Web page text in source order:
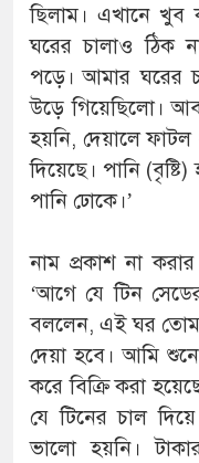
ছিলাম। এখানে খুব
ঘরের চালাও ঠিক
পড়ে। আমার ঘরের
উড়ে গিয়েছিলো।
হয়নি, দেয়ালে
দিয়েছে। পানি
পানি ঢোকে।’
নাম প্রকাশ না
‘আগে যে টিন
বললেন, এই ঘর
দেয়া হবে। আমি
করে বিক্রি করা
যে টিনের চাল
ভালো হয়নি।